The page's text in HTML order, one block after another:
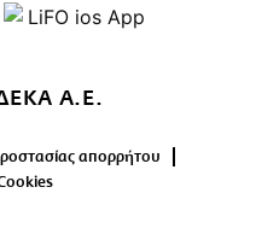
Α.Ε.
απορρήτου